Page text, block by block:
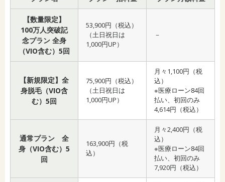
【数量限定】
100万人突破記
念プラン 全身
（VIO含む）5回
53,900円（税込）
（土日祝日は
1,000円UP）
－
【新規限定】全
身脱毛（VIO含
む）5回
75,900円（税込）
（土日祝日は
1,000円UP）
月々1,100円（税
込）
※医療ローン84回
払い、初回のみ
4,614円（税込）
通常プラン 全
身（VIO含む）5
回
163,900円（税
込）
月々2,400円（税
込）
※医療ローン84回
払い、初回のみ
7,920円（税込）